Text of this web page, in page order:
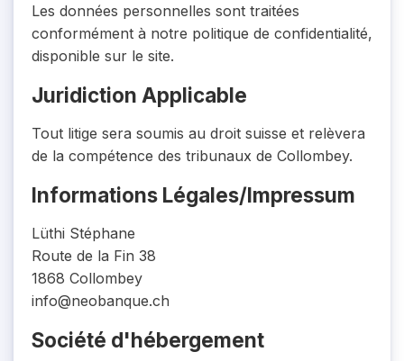
Les données personnelles sont traitées
conformément à notre politique de confidentialité,
disponible sur le site.
Juridiction Applicable
Tout litige sera soumis au droit suisse et relèvera
de la compétence des tribunaux de Collombey.
Informations Légales/Impressum
Lüthi Stéphane
Route de la Fin 38
1868 Collombey
info@neobanque.ch
Société d'hébergement